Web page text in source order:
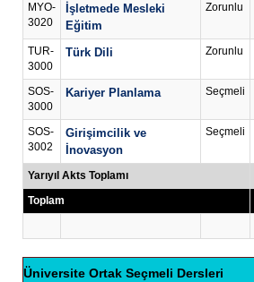
MYO-
3020
İşletmede Mesleki
Eğitim
Zorunlu
TUR-
3000
Türk Dili Zorunlu
SOS-
3000
Kariyer Planlama Seçmeli
SOS-
3002
Girişimcilik ve
İnovasyon
Seçmeli
Yarıyıl Akts Toplamı
Toplam
Üniversite Ortak Seçmeli Dersleri